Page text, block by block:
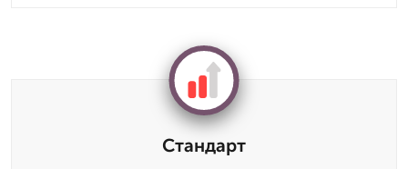
Стандарт